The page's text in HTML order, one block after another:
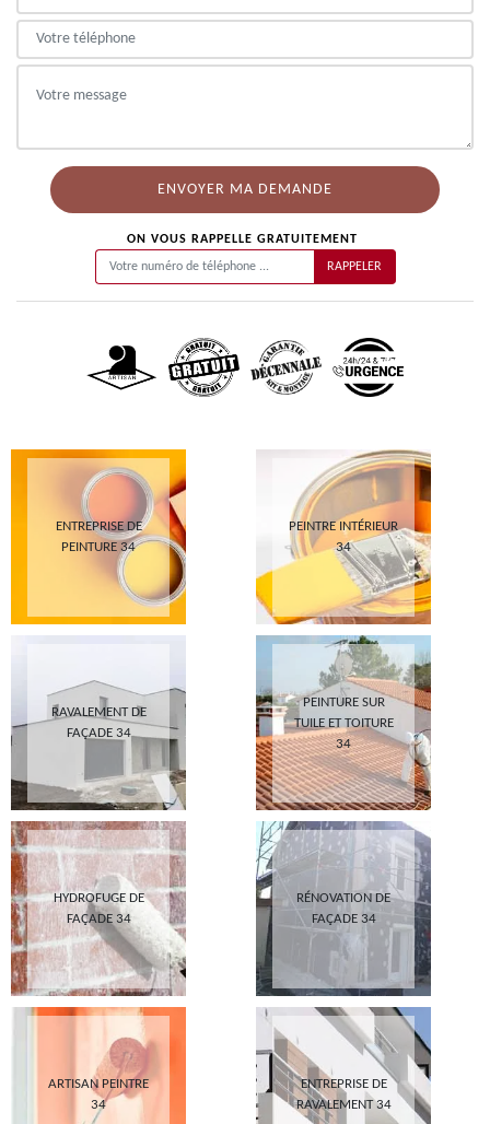
ON VOUS RAPPELLE GRATUITEMENT
ENTREPRISE DE
PEINTURE 34
PEINTRE INTÉRIEUR
34
RAVALEMENT DE
FAÇADE 34
PEINTURE SUR
TUILE ET TOITURE
34
HYDROFUGE DE
FAÇADE 34
RÉNOVATION DE
FAÇADE 34
ARTISAN PEINTRE
34
ENTREPRISE DE
RAVALEMENT 34